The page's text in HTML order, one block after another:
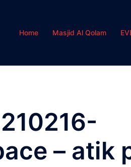
Home Masjid Al Qolam
– atik